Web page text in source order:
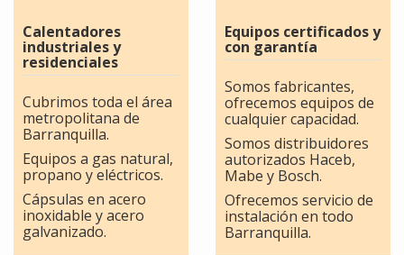
Calentadores
industriales y
residenciales
Cubrimos toda el área
metropolitana de
Barranquilla.
Equipos a gas natural,
propano y eléctricos.
Cápsulas en acero
inoxidable y acero
galvanizado.
Equipos certificados y
con garantía
Somos fabricantes,
ofrecemos equipos de
cualquier capacidad.
Somos distribuidores
autorizados Haceb,
Mabe y Bosch.
Ofrecemos servicio de
instalación en todo
Barranquilla.